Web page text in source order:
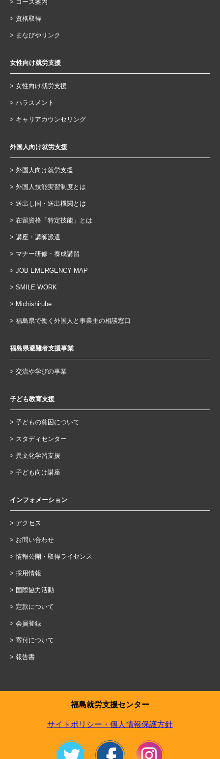
コース案内
資格取得
まなびやリンク
女性向け就労支援
女性向け就労支援
ハラスメント
キャリアカウンセリング
外国人向け就労支援
外国人向け就労支援
外国人技能実習制度とは
送出し国・送出機関とは
在留資格「特定技能」とは
講座・講師派遣
マナー研修・養成講習
JOB EMERGENCY MAP
SMILE WORK
Michishirube
福島県で働く外国人と事業主の相談窓口
福島県避難者支援事業
交流や学びの事業
子ども教育支援
子どもの貧困について
スタディセンター
異文化学習支援
子ども向け講座
インフォメーション
アクセス
お問い合わせ
情報公開・取得ライセンス
採用情報
国際協力活動
定款について
会員登録
寄付について
報告書
福島就労支援センター
サイトポリシー・個人情報保護方針
Twitter facebook